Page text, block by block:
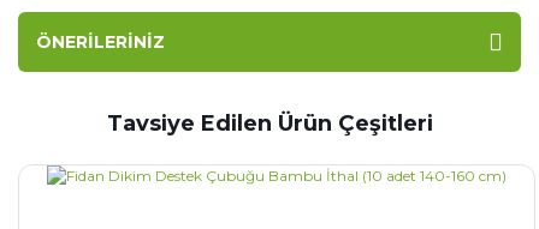
ÖNERILERINIZ
Tavsiye Edilen Ürün Çeşitleri